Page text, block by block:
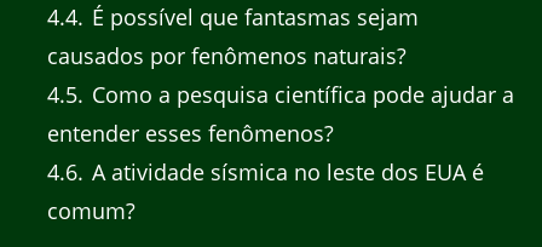
4.4 É possível que fantasmas sejam
causados por fenômenos naturais?
4.5 Como a pesquisa científica pode ajudar a
entender esses fenômenos?
4.6 A atividade sísmica no leste dos EUA é
comum?